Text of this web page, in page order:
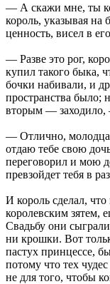
— А скажи мне, ты
король, указывая на
ценность, висел в
— Разве это рог,
купил такого быка,
бочки набивали, и
пространства было;
вторым — заходило,
— Отлично,
отдаю тебе свою
переговорил и мою
превзойдет тебя в
И король сделал,
королевским зятем,
Свадьбу они
ни крошки. Вот
пастух принцессе,
потому что тех
не для того, чтобы